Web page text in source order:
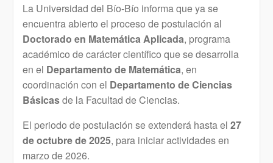
La Universidad del Bío-Bío informa que ya se
encuentra abierto el proceso de postulación al
Doctorado en Matemática Aplicada, programa
académico de carácter científico que se desarrolla
en el Departamento de Matemática, en
coordinación con el Departamento de Ciencias
Básicasde la Facultad de Ciencias.
El periodo de postulación se extenderá hasta el 27
de octubre de 2025, para iniciar actividades en
marzo de 2026.